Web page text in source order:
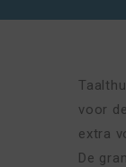
voor
extra
De